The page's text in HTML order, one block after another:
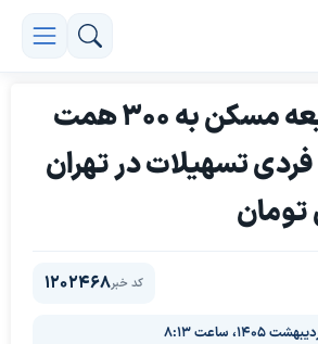
اعتبارات ودیعه مسکن به ۳۰۰ همت
تسهیلات در تهران
کد خبر1202468